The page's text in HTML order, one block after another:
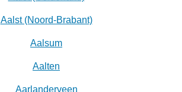
Aalst (Noord-Brabant)
Aalsum
Aalten
Aarlanderveen